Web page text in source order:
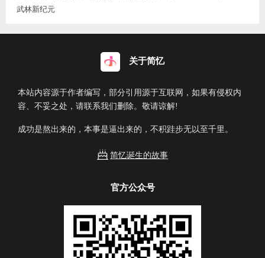
武林新纪元
关于简忆
本站内容源于作者编写，部分引用源于互联网，如果有侵权内
容、不妥之处，请联系我们删除。敬请谅解!
成功是熬出来的，本事是逼出来的，不积跬步无以至千里。
简忆诞生的故事
官方公众号